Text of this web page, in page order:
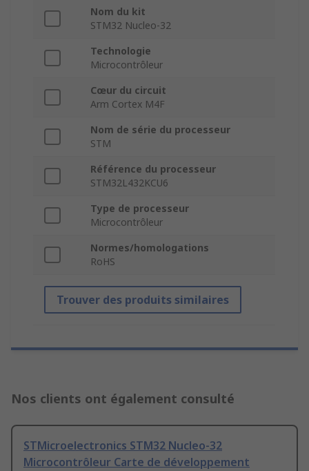
Nom du kit
STM32 Nucleo-32
Technologie
Microcontrôleur
Cœur du circuit
Arm Cortex M4F
Nom de série du processeur
STM
Référence du processeur
STM32L432KCU6
Type de processeur
Microcontrôleur
Normes/homologations
RoHS
Trouver des produits similaires
Nos clients ont également consulté
STMicroelectronics STM32 Nucleo-32
Microcontrôleur Carte de développement